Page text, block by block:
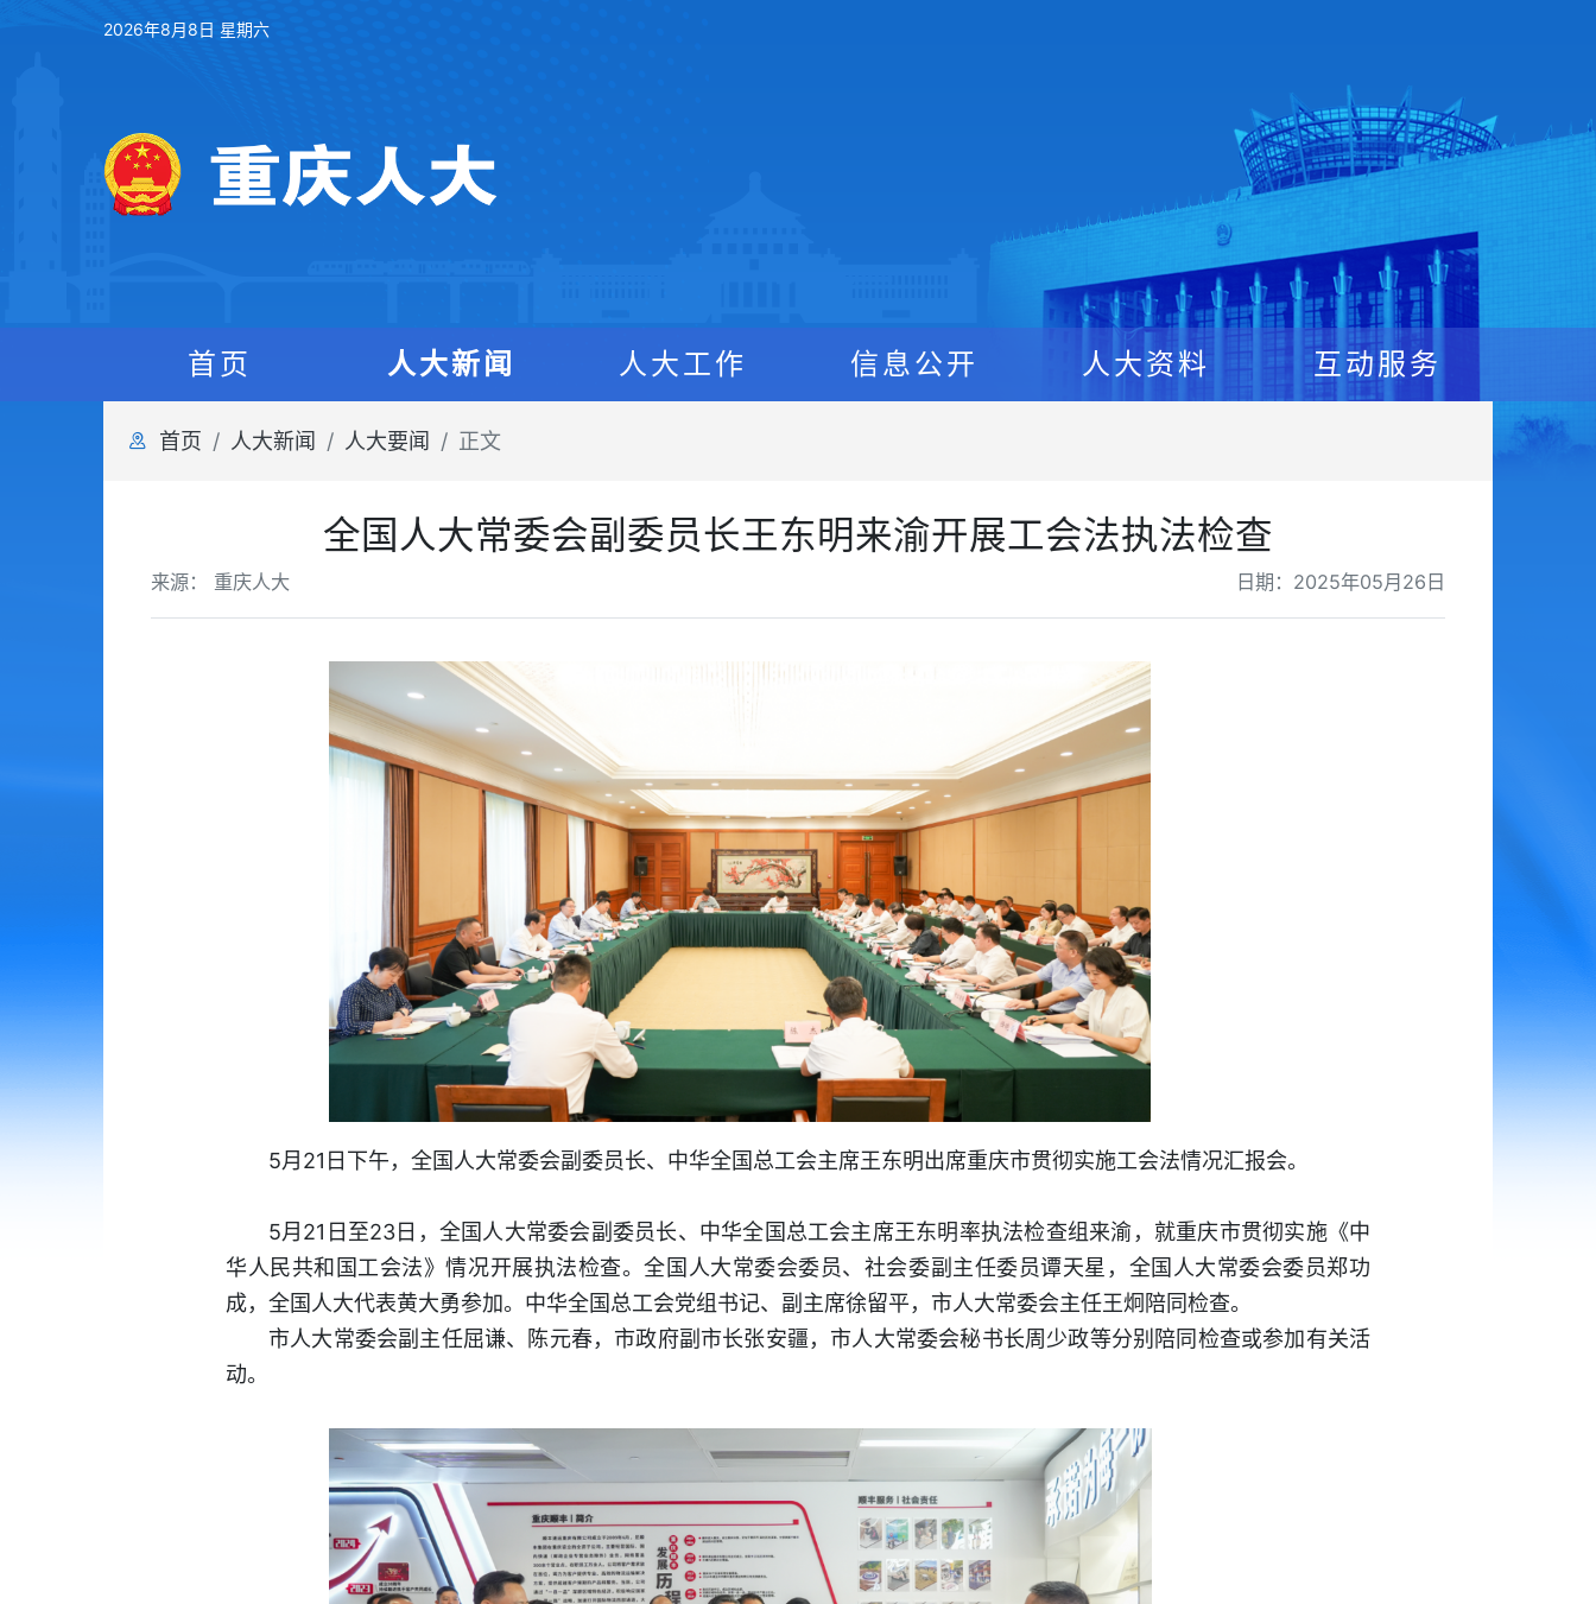
2026年8月8日 星期六
首页 人大新闻 人大工作 信息公开 人大资料 互动服务
首页 人大新闻 人大要闻 正文
全国人大常委会副委员长王东明来渝开展工会法执法检查
日期：2025年05月26日
来源： 重庆人大
5月21日下午，全国人大常委会副委员长、中华全国总工会主席王东明出席重庆市贯彻实施工会法情况汇报会。
5月21日至23日，全国人大常委会副委员长、中华全国总工会主席王东明率执法检查组来渝，就重庆市贯彻实施《中
华人民共和国工会法》情况开展执法检查。全国人大常委会委员、社会委副主任委员谭天星，全国人大常委会委员郑功
成，全国人大代表黄大勇参加。中华全国总工会党组书记、副主席徐留平，市人大常委会主任王炯陪同检查。
市人大常委会副主任屈谦、陈元春，市政府副市长张安疆，市人大常委会秘书长周少政等分别陪同检查或参加有关活
动。